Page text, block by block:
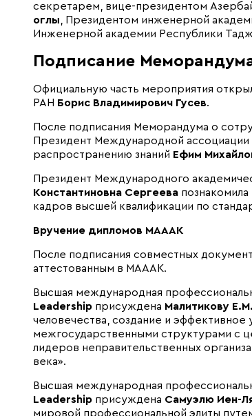
секретарем, вице-президентом
оглы , Президентом инженерной
Инженерной академии Республики
Подписание
Официальную часть мероприятия
РАН Борис Владимирович Гусев.
После подписания Меморандума о
Президент Международной
распространению знаний Ефим
Президент Международного
Константиновна Сергеева
кадров высшей квалификации по
Вручение дипломов МАААК
После подписания совместных
аттестованным в МАААК.
Высшая международная
Leadership присуждена Малитикову Е.М.
человечества, создание и
межгосударственными структурами с
лидеров неправительственных
века».
Высшая международная
Leadership присуждена Самуэлю Иен-
мировой профессиональной элиты